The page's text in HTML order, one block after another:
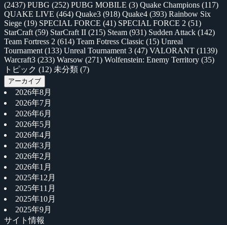
(2437) PUBG (252) PUBG MOBILE (3) Quake Champions (117)
QUAKE LIVE (464) Quake3 (918) Quake4 (393) Rainbow Six
Siege (19) SPECIAL FORCE (41) SPECIAL FORCE 2 (51)
StarCraft (59) StarCraft II (215) Steam (931) Sudden Attack (142)
Team Fortress 2 (614) Team Fotress Classic (15) Unreal
Tournament (133) Unreal Tournament 3 (47) VALORANT (1139)
Warcraft3 (233) Warsow (271) Wolfenstein: Enemy Territory (35)
トピック (12) 未分類 (7)
アーカイブ
2026年8月
2026年7月
2026年6月
2026年5月
2026年4月
2026年3月
2026年2月
2026年1月
2025年12月
2025年11月
2025年10月
2025年9月
サイト情報